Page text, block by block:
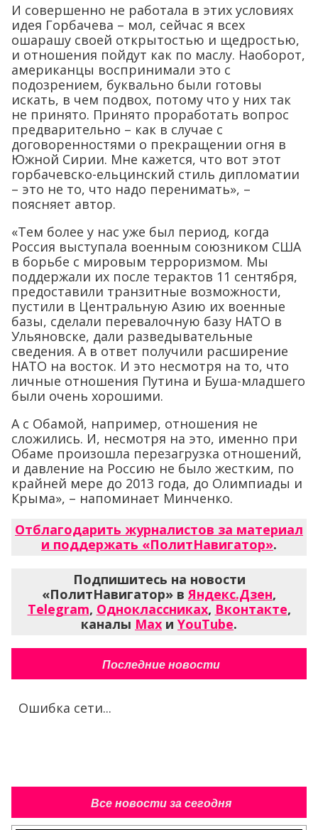
И совершенно не работала в этих условиях
идея Горбачева – мол, сейчас я всех
ошарашу своей открытостью и щедростью,
и отношения пойдут как по маслу. Наоборот,
американцы воспринимали это с
подозрением, буквально были готовы
искать, в чем подвох, потому что у них так
не принято. Принято проработать вопрос
предварительно – как в случае с
договоренностями о прекращении огня в
Южной Сирии. Мне кажется, что вот этот
горбачевско-ельцинский стиль дипломатии
– это не то, что надо перенимать», –
поясняет автор.
«Тем более у нас уже был период, когда
Россия выступала военным союзником США
в борьбе с мировым терроризмом. Мы
поддержали их после терактов 11 сентября,
предоставили транзитные возможности,
пустили в Центральную Азию их военные
базы, сделали перевалочную базу НАТО в
Ульяновске, дали разведывательные
сведения. А в ответ получили расширение
НАТО на восток. И это несмотря на то, что
личные отношения Путина и Буша-младшего
были очень хорошими.
А с Обамой, например, отношения не
сложились. И, несмотря на это, именно при
Обаме произошла перезагрузка отношений,
и давление на Россию не было жестким, по
крайней мере до 2013 года, до Олимпиады и
Крыма», – напоминает Минченко.
Отблагодарить журналистов за материал
и поддержать «ПолитНавигатор».
Подпишитесь на новости
«ПолитНавигатор» вЯндекс.Дзен,
Telegram, Одноклассниках, Вконтакте,
каналы Max и YouTube.
Последние новости
Ошибка сети...
Все новости за сегодня